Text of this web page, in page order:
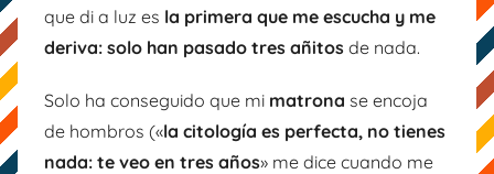
que di a luz es la primera que me escucha y me
deriva: solo han pasado tres añitos de nada.
Solo ha conseguido que mi matrona se encoja
de hombros («la citología es perfecta, no tienes
nada: te veo en tres años» me dice cuando me